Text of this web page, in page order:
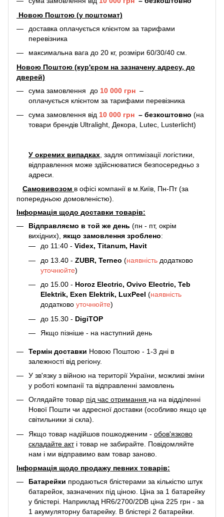
Новою Поштою (у поштомат)
доставка оплачується клієнтом за тарифами
перевізника
максимальна вага до 20 кг, розміри 60/30/40 см.
Новою Поштою (кур'єром на зазначену адресу, до
дверей)
сума замовлення до 10 000 грн –
оплачується клієнтом за тарифами перевізника
сума замовлення від 10 000 грн – безкоштовно (на
товари брендів Ultralight, Декора, Lutec, Lusterlicht)
У окремих випадках , задля оптимізації логістики,
відправлення може здійснюватися безпосередньо з
адреси.
Самовивозом в офісі компанії в м.Київ, Пн-Пт (за
попередньою домовленістю).
Інформація щодо доставки товарів:
Відправляємо в той же день (пн - пт, окрім
вихідних), якщо замовлення зроблено:
до 11:40 - Videx, Titanum, Havit
до 13.40 - ZUBR, Terneo (наявність додатково
уточнюйте)
до 15.00 - Horoz Electric, Ovivo Electric, Teb
Elektrik, Exen Elektrik, LuxPeel (наявність
додатково уточнюйте)
до 15.30 - DigiTOP
Якщо пізніше - на наступний день
Термін доставки Новою Поштою - 1-3 дні в
залежності від регіону.
У зв'язку з війною на території України, можливі зміни
у роботі компанії та відправленні замовлень
Оглядайте товар під час отримання на на відділенні
Нової Пошти чи адресної доставки (особливо якщо це
світильники зі скла).
Якщо товар надійшов пошкодженим - обов'язково
складайте акт і товар не забирайте. Повідомляйте
нам і ми відправимо вам товар заново.
Інформація щодо продажу певних товарів:
Батарейки продаються блістерами за кількістю штук
батарейок, зазначених під ціною. Ціна за 1 батарейку
у блістері. Наприклад HR6/2700/2DB ціна 225 грн - за
1 акумуляторну батарейку. В блістері 2 батарейки.